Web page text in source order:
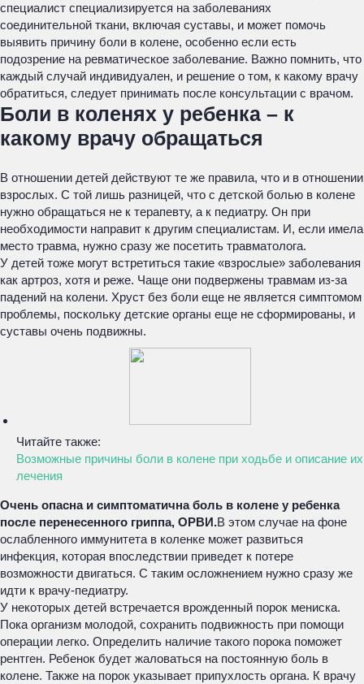
специалист специализируется на заболеваниях
соединительной ткани, включая суставы, и может помочь
выявить причину боли в колене, особенно если есть
подозрение на ревматическое заболевание. Важно помнить, что
каждый случай индивидуален, и решение о том, к какому врачу
обратиться, следует принимать после консультации с врачом.
Боли в коленях у ребенка – к
какому врачу обращаться
В отношении детей действуют те же правила, что и в отношении
взрослых. С той лишь разницей, что с детской болью в колене
нужно обращаться не к терапевту, а к педиатру. Он при
необходимости направит к другим специалистам. И, если имела
место травма, нужно сразу же посетить травматолога.
У детей тоже могут встретиться такие «взрослые» заболевания
как артроз, хотя и реже. Чаще они подвержены травмам из-за
падений на колени. Хруст без боли еще не является симптомом
проблемы, поскольку детские органы еще не сформированы, и
суставы очень подвижны.
Читайте также:
Возможные причины боли в колене при ходьбе и описание их
лечения
Очень опасна и симптоматична боль в колене у ребенка
после перенесенного гриппа, ОРВИ.В этом случае на фоне
ослабленного иммунитета в коленке может развиться
инфекция, которая впоследствии приведет к потере
возможности двигаться. С таким осложнением нужно сразу же
идти к врачу-педиатру.
У некоторых детей встречается врожденный порок мениска.
Пока организм молодой, сохранить подвижность при помощи
операции легко. Определить наличие такого порока поможет
рентген. Ребенок будет жаловаться на постоянную боль в
колене. Также на порок указывает припухлость органа. К врачу